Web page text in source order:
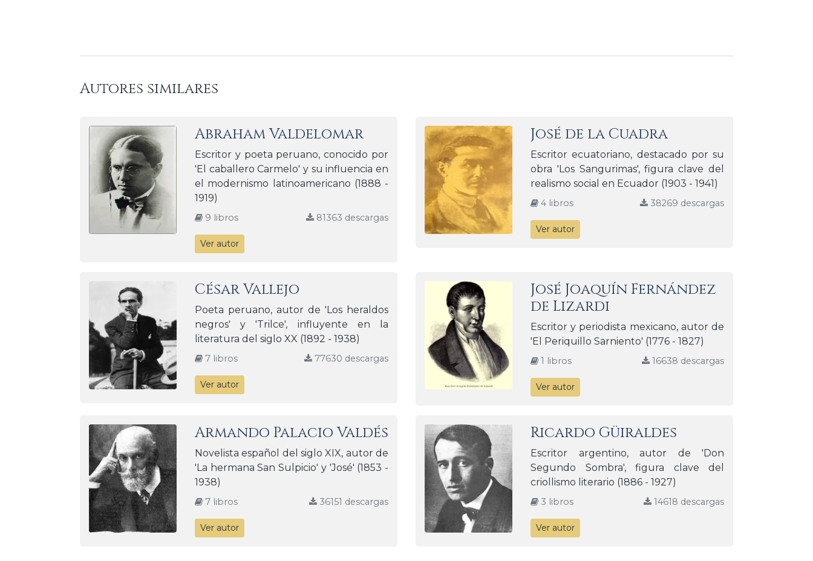
Autores similares
Abraham Valdelomar
Escritor y poeta peruano, conocido por
'El caballero Carmelo' y su influencia en
el modernismo latinoamericano (1888 -
1919)
9 libros 81363 descargas
Ver autor
José de la Cuadra
Escritor ecuatoriano, destacado por su
obra 'Los Sangurimas', figura clave del
realismo social en Ecuador (1903 - 1941)
4 libros 38269 descargas
Ver autor
César Vallejo
Poeta peruano, autor de 'Los heraldos
negros' y 'Trilce', influyente en la
literatura del siglo XX (1892 - 1938)
7 libros 77630 descargas
Ver autor
José Joaquín Fernández
de Lizardi
Escritor y periodista mexicano, autor de
'El Periquillo Sarniento' (1776 - 1827)
1 libros 16638 descargas
Ver autor
Armando Palacio Valdés
Novelista español del siglo XIX, autor de
'La hermana San Sulpicio' y 'José' (1853 -
1938)
7 libros 36151 descargas
Ver autor
Ricardo Güiraldes
Escritor argentino, autor de 'Don
Segundo Sombra', figura clave del
criollismo literario (1886 - 1927)
3 libros 14618 descargas
Ver autor